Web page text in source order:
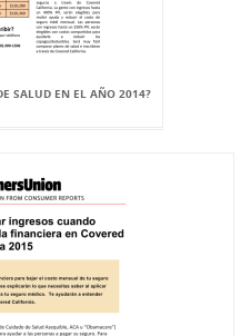
SALUD EN EL AÑO 2014?